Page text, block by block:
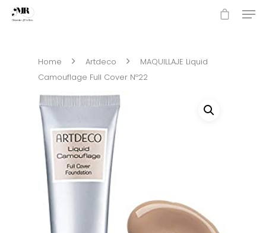
Hit enter to search or ESC to close
Home Artdeco
MAQUILLAJE Liquid
Camouflage Full Cover Nº22